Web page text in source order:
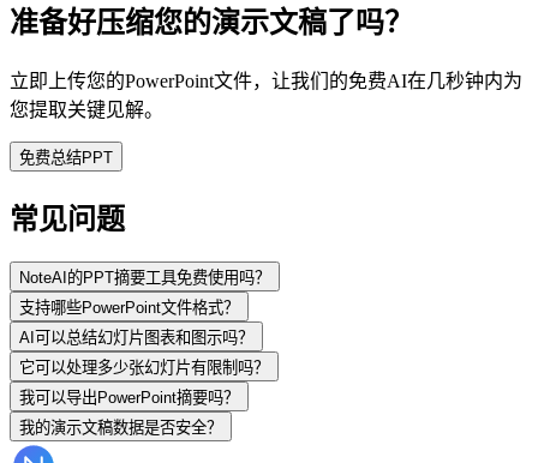
准备好压缩您的演示文稿了吗？
立即上传您的PowerPoint文件，让我们的免费AI在几秒钟内为
您提取关键见解。
免费总结PPT
常见问题
NoteAI的PPT摘要工具免费使用吗？
支持哪些PowerPoint文件格式？
AI可以总结幻灯片图表和图示吗？
它可以处理多少张幻灯片有限制吗？
我可以导出PowerPoint摘要吗？
我的演示文稿数据是否安全？